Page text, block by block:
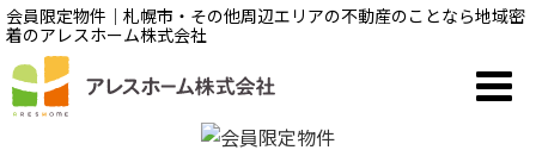
会員限定物件｜札幌市・その他周辺エリアの不動産のことなら地域密
着のアレスホーム株式会社